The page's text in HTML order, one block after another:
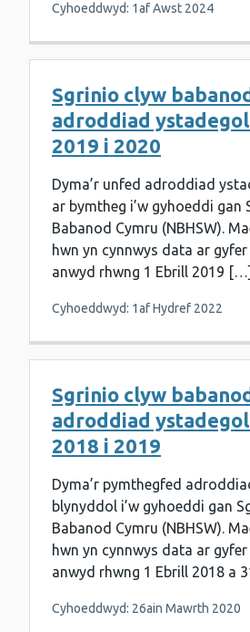
Cyhoeddwyd: 1af Awst 2024
Sgrinio clyw babanod
adroddiad
2019 i 2020
Dyma’r unfed adroddiad
ar bymtheg i’w gyhoeddi gan
Babanod Cymru (NBHSW).
hwn yn cynnwys data ar
anwyd rhwng 1 Ebrill 2019 […]
Cyhoeddwyd: 1af Hydref 2022
Sgrinio clyw babanod
adroddiad
2018 i 2019
Dyma’r pymthegfed
blynyddol i’w gyhoeddi gan
Babanod Cymru (NBHSW).
hwn yn cynnwys data ar
anwyd rhwng 1 Ebrill 2018 a
Cyhoeddwyd: 26ain Mawrth 2020